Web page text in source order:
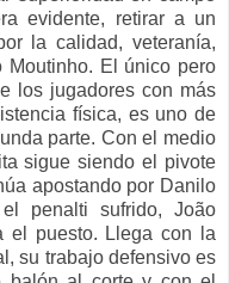
evidente, retirar a un
la calidad, veteranía,
Moutinho. El único pero
los jugadores con más
física, es uno de
parte. Con el medio
sigue siendo el pivote
apostando por Danilo
penalti sufrido, João
el puesto. Llega con la
su trabajo defensivo es